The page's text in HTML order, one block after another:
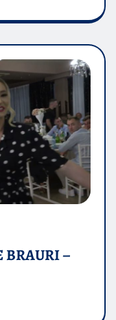
BRAURI –